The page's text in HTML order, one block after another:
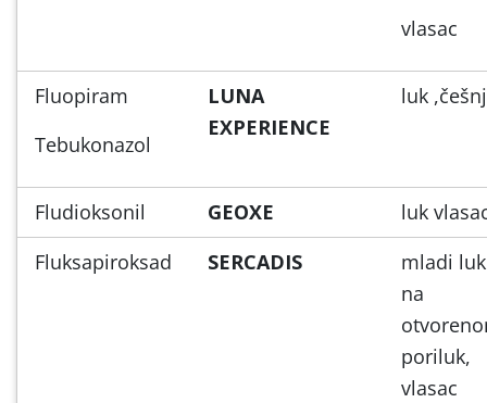
vlasac
Fluopiram
Tebukonazol
LUNA
EXPERIENCE
luk
Fludioksonil GEOXE
luk
Fluksapiroksad
SERCADIS
mladi luk
na
poriluk,
vlasac